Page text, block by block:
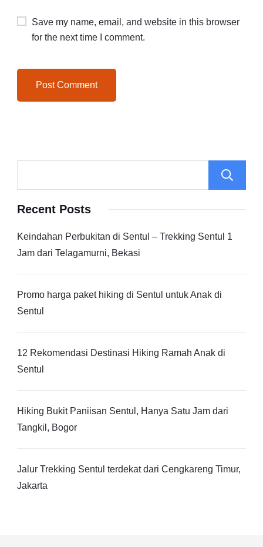
Save my name, email, and website in this browser
for the next time I comment.
Recent Posts
Keindahan Perbukitan di Sentul – Trekking Sentul 1
Jam dari Telagamurni, Bekasi
Promo harga paket hiking di Sentul untuk Anak di
Sentul
12 Rekomendasi Destinasi Hiking Ramah Anak di
Sentul
Hiking Bukit Paniisan Sentul, Hanya Satu Jam dari
Tangkil, Bogor
Jalur Trekking Sentul terdekat dari Cengkareng Timur,
Jakarta